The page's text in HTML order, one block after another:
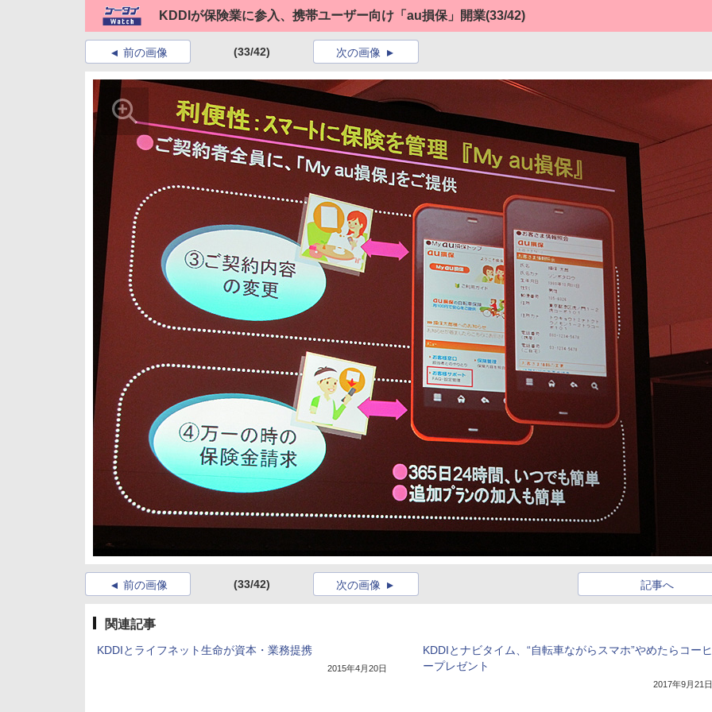
KDDIが保険業に参入、携帯ユーザー向け「au損保」開業(33/42)
前の画像 (33/42) 次の画像
前の画像 (33/42) 記事へ
次の画像
関連記事
KDDIとライフネット生命が資本・業務提携
2015年4月20日
KDDIとナビタイム、“自転車ながらスマホ”やめたらコーヒ
ープレゼント
2017年9月21日